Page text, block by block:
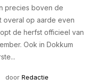
precies boven de
overal op aarde even
de herfst officieel van
Ook in Dokkum
door Redactie